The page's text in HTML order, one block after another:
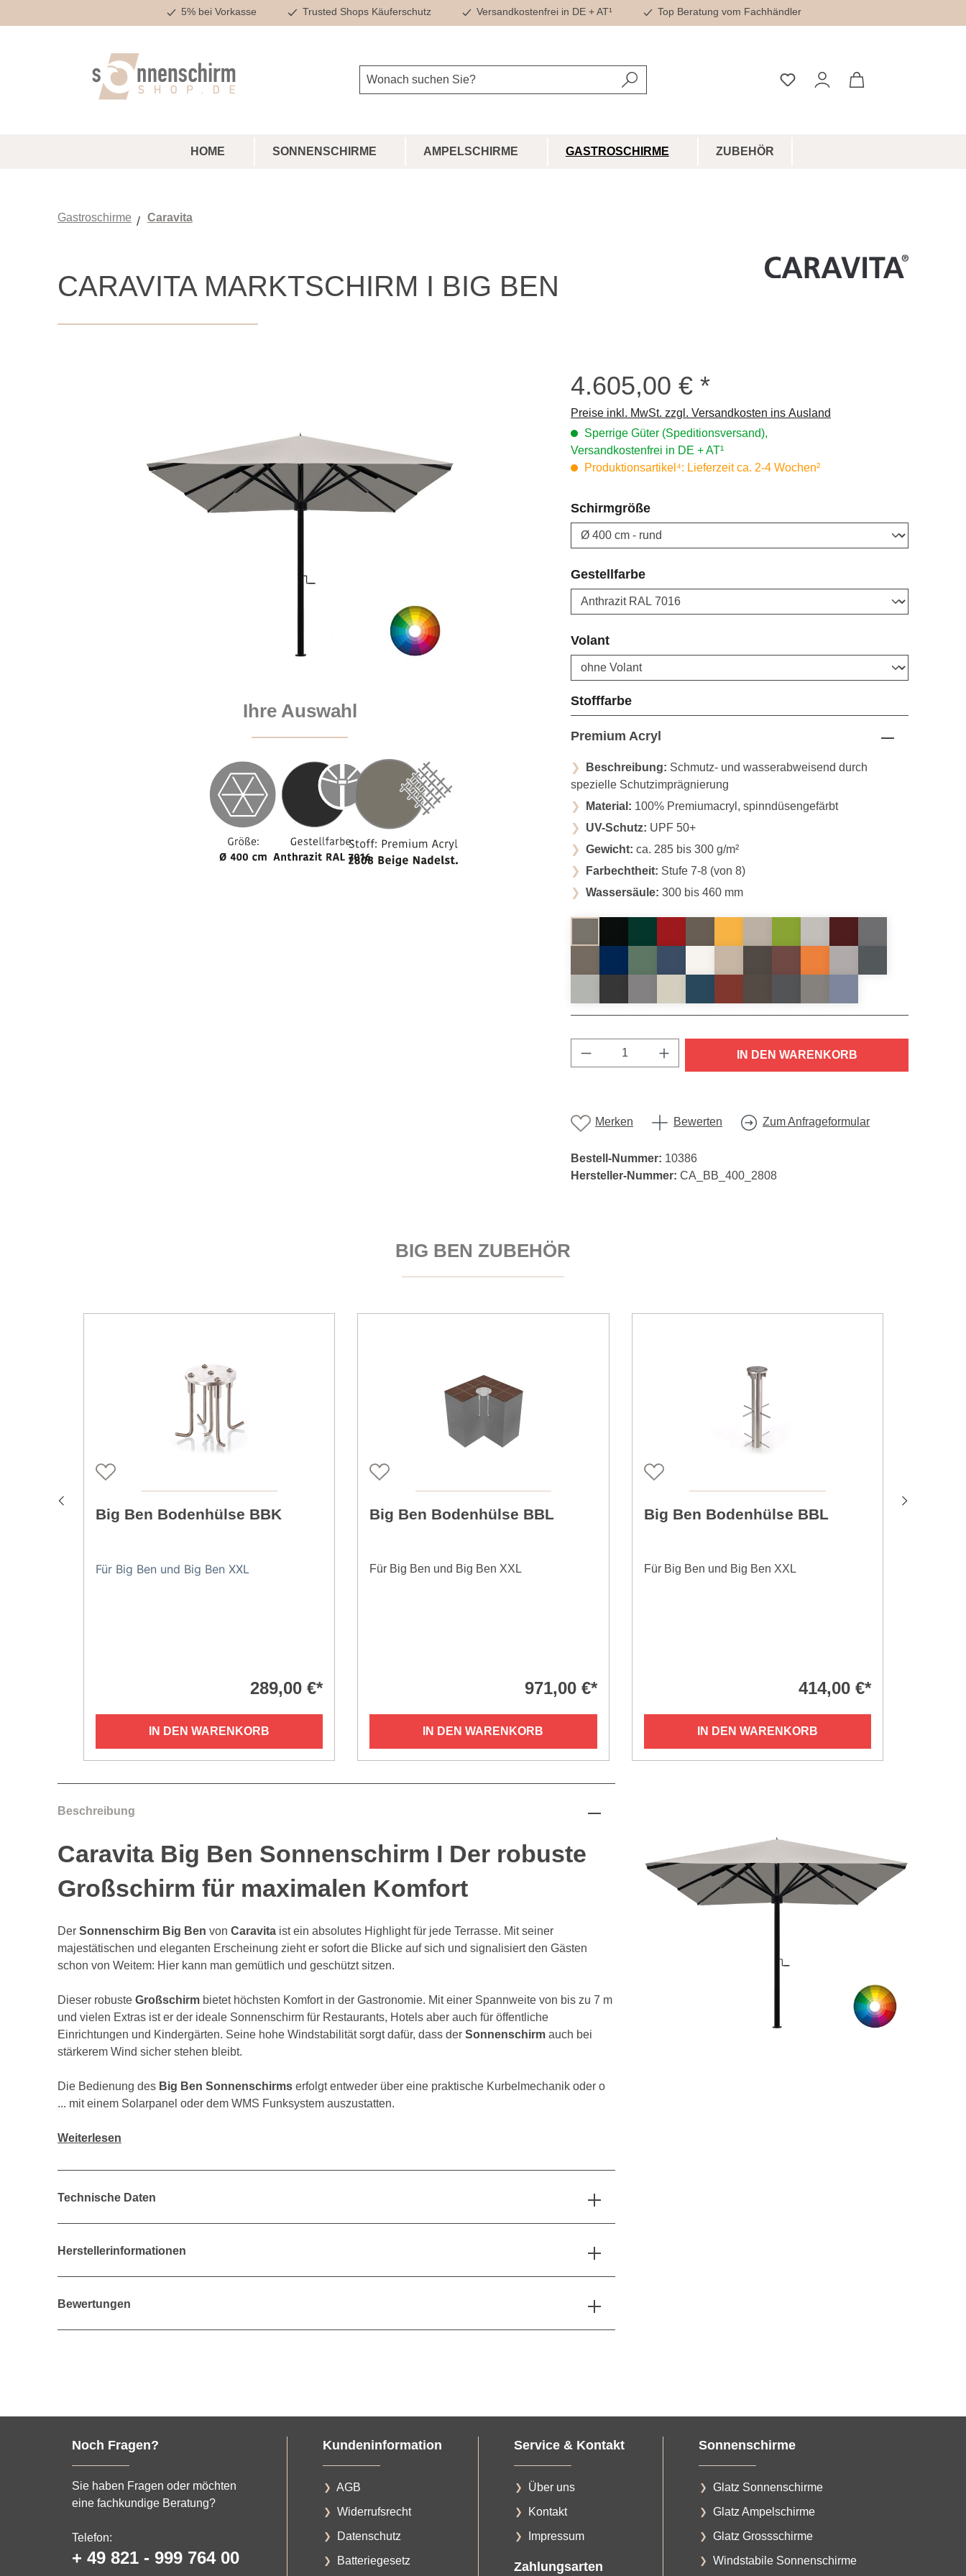
Zur Hauptnavigation springen 5% bei Vorkasse Trusted Shops Käuferschutz Versandkostenfrei in DE + AT¹ Top Beratung vom Fachhändler
Du hast 0 Produkte auf dem
HOME SONNENSCHIRME AMPELSCHIRME GASTROSCHIRME ZUBEHÖR
Gastroschirme Caravita
CARAVITA MARKTSCHIRM I BIG BEN
Ihre Auswahl
Regulärer Preis:
4.605,00 €
Preise inkl. MwSt. zzgl. Versandkosten ins Ausland
Sperrige Güter (Speditionsversand),
Versandkostenfrei in DE + AT¹
Produktionsartikel⁴: Lieferzeit ca. 2-4 Wochen²
Schirmgrößeauswählen
Gestellfarbeauswählen
Volantauswählen
Stofffarbeauswählen
Premium Acryl
Beschreibung: Schmutz- und wasserabweisend durch
spezielle Schutzimprägnierung
Material: 100% Premiumacryl, spinndüsengefärbt
UV-Schutz: UPF 50+
Gewicht: ca. 285 bis 300 g/m²
Farbechtheit: Stufe 7-8 (von 8)
Wassersäule: 300 bis 460 mm
Produkt Anzahl: Gib den gewünschten Wert ein
IN DEN WARENKORB
Merken Bewerten Zum Anfrageformular
Bestell-Nummer: 10386
Hersteller-Nummer: CA_BB_400_2808
BIG BEN ZUBEHÖR
Big Ben Bodenhülse BBK
Für Big Ben und Big Ben XXL
289,00 €*
IN DEN WARENKORB
Big Ben Bodenhülse BBL
Für Big Ben und Big Ben XXL
971,00 €*
IN DEN WARENKORB
Big Ben Bodenhülse BBL
Für Big Ben und Big Ben XXL
414,00 €*
IN DEN WARENKORB
Beschreibung
Caravita Big Ben Sonnenschirm I Der robuste
Großschirm für maximalen Komfort
Der Sonnenschirm Big Ben von Caravita ist ein absolutes Highlight für jede Terrasse. Mit seiner
majestätischen und eleganten Erscheinung zieht er sofort die Blicke auf sich und signalisiert den Gästen
schon von Weitem: Hier kann man gemütlich und geschützt sitzen.
Dieser robuste Großschirm bietet höchsten Komfort in der Gastronomie. Mit einer Spannweite von bis zu 7 m
und vielen Extras ist er der ideale Sonnenschirm für Restaurants, Hotels aber auch für öffentliche
Einrichtungen und Kindergärten. Seine hohe Windstabilität sorgt dafür, dass der Sonnenschirm auch bei
stärkerem Wind sicher stehen bleibt.
Die Bedienung des Big Ben Sonnenschirms erfolgt entweder über eine praktische Kurbelmechanik oder o
... mit einem Solarpanel oder dem WMS Funksystem auszustatten.
Weiterlesen
Technische Daten
Herstellerinformationen
Bewertungen
Noch Fragen?
Sie haben Fragen oder möchten
eine fachkundige Beratung?
Telefon:
+ 49 821 - 999 764 00
Kundeninformation
AGB
Widerrufsrecht
Datenschutz
Batteriegesetz
Service & Kontakt
Über uns
Kontakt
Impressum
Zahlungsarten
Sonnenschirme
Glatz Sonnenschirme
Glatz Ampelschirme
Glatz Grossschirme
Windstabile Sonnenschirme